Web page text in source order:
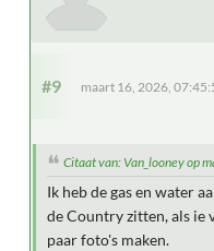
#9 maart 16, 2026,
Citaat van: Van_looney op
Ik heb de gas en water
de Country zitten, als ie
paar foto's maken.